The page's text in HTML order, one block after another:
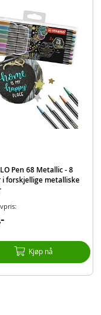
profesjonelle som vil
og fargeblyanter
Pen 68 Metallic - 8
forskjellige metalliske
Kjøp nå